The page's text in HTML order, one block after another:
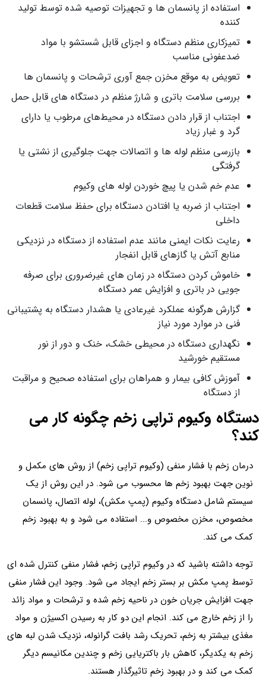
استفاده از پانسمان‌ ها و تجهیزات توصیه‌ شده توسط تولید
کننده
تمیزکاری منظم دستگاه و اجزای قابل شستشو با مواد
ضدعفونی مناسب
تعویض به موقع مخزن جمع‌ آوری ترشحات و پانسمان‌ ها
بررسی سلامت باتری و شارژ منظم در دستگاه‌ های قابل حمل
اجتناب از قرار دادن دستگاه در محیط‌های مرطوب یا دارای
گرد و غبار زیاد
بازرسی منظم لوله‌ ها و اتصالات جهت جلوگیری از نشتی یا
گرفتگی
عدم خم شدن یا پیچ خوردن لوله‌ های وکیوم
اجتناب از ضربه یا افتادن دستگاه برای حفظ سلامت قطعات
داخلی
رعایت نکات ایمنی مانند عدم استفاده از دستگاه در نزدیکی
منابع آتش یا گازهای قابل انفجار
خاموش کردن دستگاه در زمان‌ های غیرضروری برای صرفه‌
جویی در باتری و افزایش عمر دستگاه
گزارش هرگونه عملکرد غیرعادی یا هشدار دستگاه به پشتیبانی
فنی در موارد مورد نیاز
نگهداری دستگاه در محیطی خشک، خنک و دور از نور
مستقیم خورشید
آموزش کافی بیمار و همراهان برای استفاده صحیح و مراقبت
از دستگاه
دستگاه وکیوم تراپی زخم چگونه کار می
کند؟
درمان زخم با فشار منفی (وکیوم تراپی زخم) از روش های مکمل و
نوین جهت بهبود زخم ها محسوب می شود. در این روش از یک
سیستم شامل دستگاه وکیوم (پمپ مکش)، لوله اتصال، پانسمان
مخصوص، مخزن مخصوص و... استفاده می شود و به بهبود زخم
کمک می کند.
توجه داشته باشید که در وکیوم تراپی زخم، فشار منفی کنترل شده ای
توسط پمپ مکش بر بستر زخم ایجاد می شود. وجود این فشار منفی
جهت افزایش جریان خون در ناحیه زخم شده و ترشحات و مواد زائد
را از زخم خارج می کند. انجام این دو کار به رسیدن اکسیژن و مواد
مغذی بیشتر به زخم، تحریک رشد بافت گرانوله، نزدیک شدن لبه های
زخم به یکدیگر، کاهش بار باکتریایی زخم و چندین مکانیسم دیگر
کمک می کند و در بهبود زخم تاثیرگذار هستند.